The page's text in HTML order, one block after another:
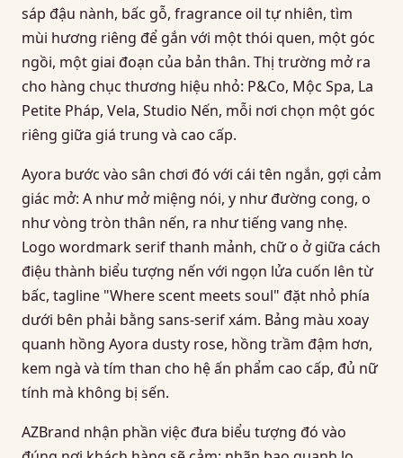
sáp đậu nành, bấc gỗ, fragrance oil tự nhiên, tìm
mùi hương riêng để gắn với một thói quen, một góc
ngồi, một giai đoạn của bản thân. Thị trường mở ra
cho hàng chục thương hiệu nhỏ: P&Co, Mộc Spa, La
Petite Pháp, Vela, Studio Nến, mỗi nơi chọn một góc
riêng giữa giá trung và cao cấp.
Ayora bước vào sân chơi đó với cái tên ngắn, gợi cảm
giác mở: A như mở miệng nói, y như đường cong, o
như vòng tròn thân nến, ra như tiếng vang nhẹ.
Logo wordmark serif thanh mảnh, chữ o ở giữa cách
điệu thành biểu tượng nến với ngọn lửa cuốn lên từ
bấc, tagline "Where scent meets soul" đặt nhỏ phía
dưới bên phải bằng sans-serif xám. Bảng màu xoay
quanh hồng Ayora dusty rose, hồng trầm đậm hơn,
kem ngà và tím than cho hệ ấn phẩm cao cấp, đủ nữ
tính mà không bị sến.
AZBrand nhận phần việc đưa biểu tượng đó vào